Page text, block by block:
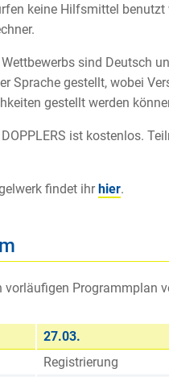
keine Hilfsmittel benutzt
sind Deutsch
Sprache gestellt, wobei
gestellt werden
ist kostenlos.
findet ihrhier.
vorläufigen Programmplan
27.03.
Registrierung